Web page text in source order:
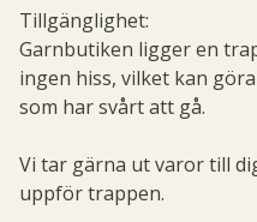
Tillgänglighet:
Garnbutiken ligger en
ingen hiss, vilket kan
som har svårt att gå.
Vi tar gärna ut varor till
uppför trappen.